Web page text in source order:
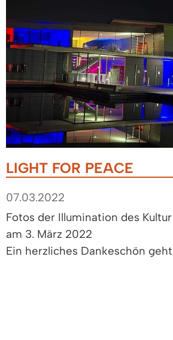
LIGHT FOR PEACE
07.03.2022
Fotos der Illumination des
am 3. März 2022
Ein herzliches Dankeschön